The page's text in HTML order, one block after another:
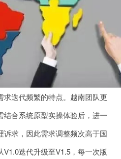
迭代频繁的特点。越南团队更
合系统原型实操体验后，进一
求，因此需求调整频次高于国
迭代升级至V1.5，每一次版